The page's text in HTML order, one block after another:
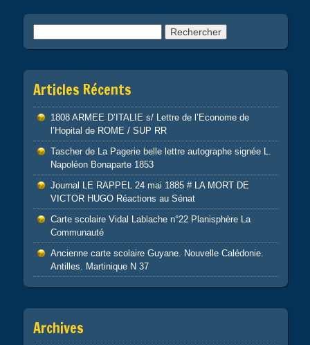
Articles Récents
1808 ARMEE D’ITALIE s/ Lettre de l’Econome de
l’Hopital de ROME / SUP RR
Tascher de La Pagerie belle lettre autographe signée L.
Napoléon Bonaparte 1853
Journal LE RAPPEL 24 mai 1885 # LA MORT DE
VICTOR HUGO Réactions au Sénat
Carte scolaire Vidal Lablache n°22 Planisphère La
Communauté
Ancienne carte scolaire Guyane. Nouvelle Calédonie.
Antilles. Martinique N 37
Archives